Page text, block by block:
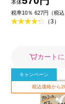
本体
税率10％ 627円（税込
（3）
カート
キャンペーン
税込価格から